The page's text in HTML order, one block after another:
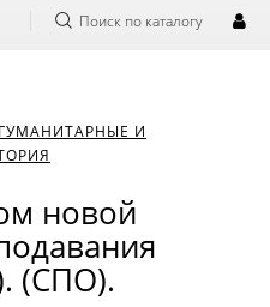
Поиск по каталогу
ГУМАНИТАРНЫЕ И
новой
(СПО).